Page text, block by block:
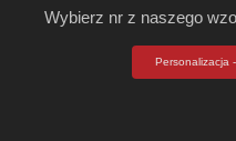
Wybierz nr z naszego
Personalizacja